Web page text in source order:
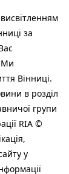
за
Ми
Вінниці.
в розділ
групи
RIA ©
у